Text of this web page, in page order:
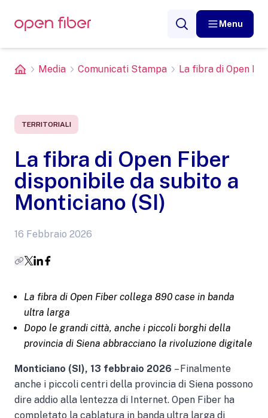
Menu
Media Comunicati Stampa La fibra di Open
TERRITORIALI
La fibra di Open Fiber
disponibile da subito a
Monticiano (SI)
16 Febbraio 2026
La fibra di Open Fiber collega 890 case in banda
ultra larga
Dopo le grandi città, anche i piccoli borghi della
provincia di Siena abbracciano la rivoluzione digitale
Monticiano (SI), 13 febbraio 2026 – Finalmente
anche i piccoli centri della provincia di Siena possono
dire addio alla lentezza di Internet. Open Fiber ha
completato la cablatura in banda ultra larga di